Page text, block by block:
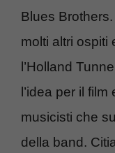
Blues
molti altri ospiti
l’Holland
l’idea per il
musicisti che
della band.